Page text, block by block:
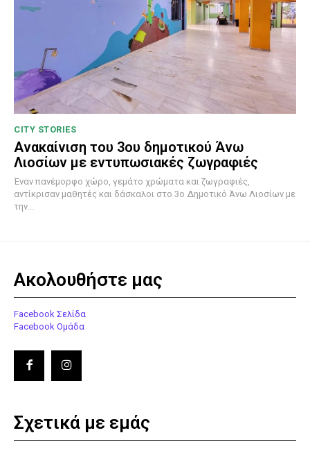
CITY STORIES
Ανακαίνιση του 3ου δημοτικού Άνω
Λιοσίων με εντυπωσιακές ζωγραφιές
Έναν πανέμορφο χώρο, γεμάτο χρώματα και ζωγραφιές,
αντίκρισαν μαθητές και δάσκαλοι στο 3ο Δημοτικό Άνω Λιοσίων με
την...
Ακολουθήστε μας
Facebook Σελίδα
Facebook Ομάδα
Σχετικά με εμάς